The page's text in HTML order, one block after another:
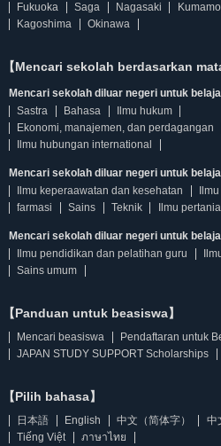
Fukuoka
Saga Nagasaki
Kagoshima
Okinawa
【Mencari sekolah berdasarkan
Mencari sekolah diluar negeri untuk
Sastra
Bahasa
Ilmu hukum
Ekonomi, manajemen, dan perdagangan
Ilmu hubungan international
Mencari sekolah diluar negeri untuk
Ilmu keperaawatan dan kesehatan
farmasi
Sains Teknik Ilmu
Mencari sekolah diluar negeri untuk
Ilmu pendidikan dan pelatihan guru
Sains umum
【Panduan untuk beasiswa】
Mencari beasiswa
Pendaftaran untuk
JAPAN STUDY SUPPORT Scholarships
【Pilih bahasa】
日本語 English 中文（简体字） 中
Tiếng Việt
ภาษาไทย